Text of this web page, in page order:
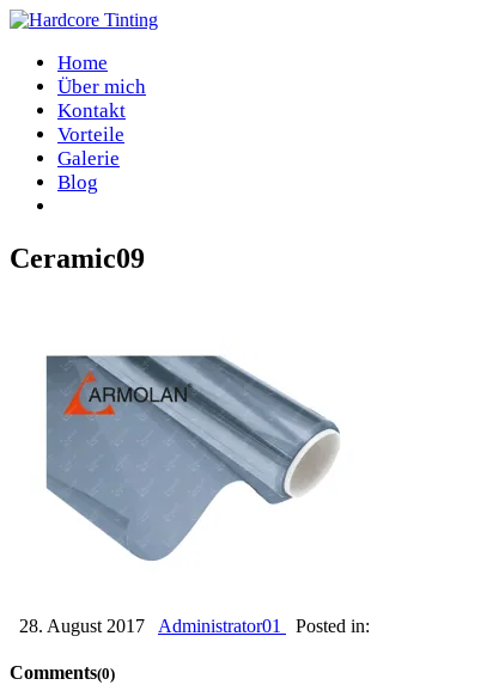
Home
Über mich
Kontakt
Vorteile
Galerie
Blog
Ceramic09
28. August 2017 Administrator01 Posted in:
Comments(0)